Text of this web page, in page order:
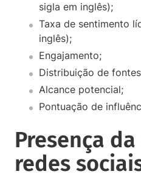
sigla em inglês);
Taxa de sentimento
inglês);
Engajamento;
Distribuição de
Alcance potencial;
Pontuação de
Presença
redes